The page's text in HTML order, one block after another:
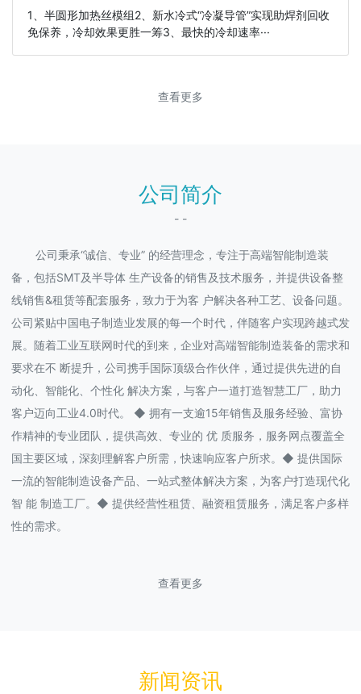
1、半圆形加热丝模组2、新水冷式“冷凝导管”实现助焊剂回收
免保养，冷却效果更胜一筹3、最快的冷却速率···
查看更多
公司简介
- -
公司秉承“诚信、专业” 的经营理念，专注于高端智能制造装
备，包括SMT及半导体 生产设备的销售及技术服务，并提供设备整
线销售&租赁等配套服务，致力于为客 户解决各种工艺、设备问题。
公司紧贴中国电子制造业发展的每一个时代，伴随客户实现跨越式发
展。随着工业互联网时代的到来，企业对高端智能制造装备的需求和
要求在不 断提升，公司携手国际顶级合作伙伴，通过提供先进的自
动化、智能化、个性化 解决方案，与客户一道打造智慧工厂，助力
客户迈向工业4.0时代。 ◆ 拥有一支逾15年销售及服务经验、富协
作精神的专业团队，提供高效、专业的 优 质服务，服务网点覆盖全
国主要区域，深刻理解客户所需，快速响应客户所求。◆ 提供国际
一流的智能制造设备产品、一站式整体解决方案，为客户打造现代化
智 能 制造工厂。◆ 提供经营性租赁、融资租赁服务，满足客户多样
性的需求。
查看更多
新闻资讯